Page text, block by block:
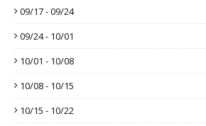
09/17 - 09/24
09/24 - 10/01
10/01 - 10/08
10/08 - 10/15
10/15 - 10/22